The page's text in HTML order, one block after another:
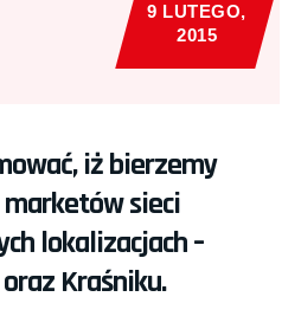
9 LUTEGO,
2015
iż bierzemy
sieci
lokalizacjach –
oraz Kraśniku.